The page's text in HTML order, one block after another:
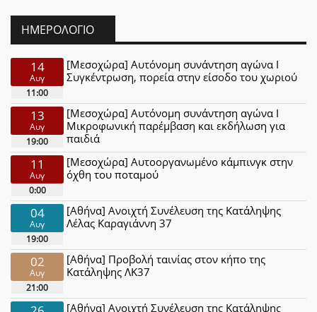
ΗΜΕΡΟΛΌΓΙΟ
14
Αυγ
11:00
[Μεσοχώρα] Αυτόνομη συνάντηση αγώνα Ι
Συγκέντρωση, πορεία στην είσοδο του χωριού
13
Αυγ
19:00
[Μεσοχώρα] Αυτόνομη συνάντηση αγώνα Ι
Μικροφωνική παρέμβαση και εκδήλωση για
παιδιά
11
Αυγ
0:00
[Μεσοχώρα] Αυτοοργανωμένο κάμπινγκ στην
όχθη του ποταμού
04
Αυγ
19:00
[Αθήνα] Ανοιχτή Συνέλευση της Κατάληψης
Λέλας Καραγιάννη 37
02
Αυγ
21:00
[Αθήνα] Προβολή ταινίας στον κήπο της
Κατάληψης ΛΚ37
[Αθήνα] Ανοιχτή Συνέλευση της Κατάληψης